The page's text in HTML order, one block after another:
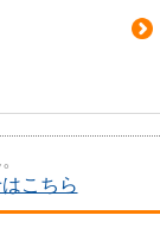
こちら